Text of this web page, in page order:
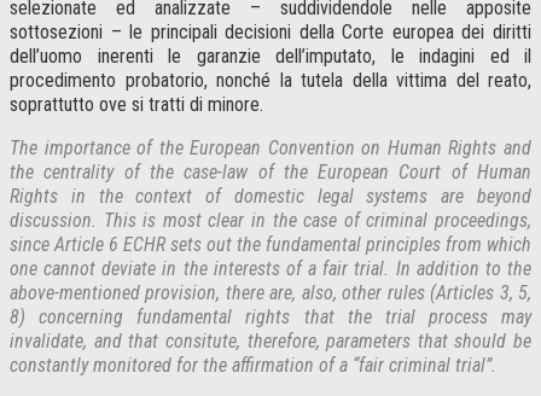
selezionate ed analizzate – suddividendole nelle apposite
sottosezioni – le principali decisioni della Corte europea dei diritti
dell’uomo inerenti le garanzie dell’imputato, le indagini ed il
procedimento probatorio, nonché la tutela della vittima del reato,
soprattutto ove si tratti di minore.
The importance of the European Convention on Human Rights and
the centrality of the case-law of the European Court of Human
Rights in the context of domestic legal systems are beyond
discussion. This is most clear in the case of criminal proceedings,
since Article 6 ECHR sets out the fundamental principles from which
one cannot deviate in the interests of a fair trial. In addition to the
above-mentioned provision, there are, also, other rules (Articles 3, 5,
8) concerning fundamental rights that the trial process may
invalidate, and that consitute, therefore, parameters that should be
constantly monitored for the affirmation of a “fair criminal trial”.